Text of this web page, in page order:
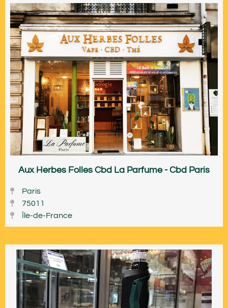
Aux Herbes Folles Cbd La Parfume - Cbd Paris
Paris
75011
Île-de-France